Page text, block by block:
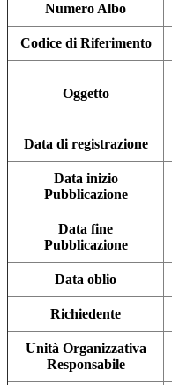
Numero Albo
Codice di Riferimento
Oggetto
Data di registrazione
Data inizio
Pubblicazione
Data fine
Pubblicazione
Data oblio
Richiedente
Unità Organizzativa
Responsabile